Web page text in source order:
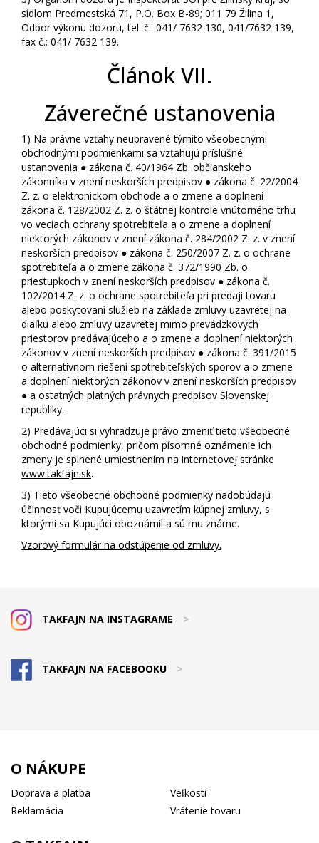
sídlom Predmestská 71, P.O. Box B-89; 011 79 Žilina 1,
Odbor výkonu dozoru, tel. č.: 041/ 7632 130, 041/7632 139,
fax č.: 041/ 7632 139.
Článok VII.
Záverečné ustanovenia
1) Na právne vzťahy neupravené týmito všeobecnými
obchodnými podmienkami sa vzťahujú príslušné
ustanovenia ● zákona č. 40/1964 Zb. občianskeho
zákonníka v znení neskorších predpisov ● zákona č. 22/2004
Z. z. o elektronickom obchode a o zmene a doplnení
zákona č. 128/2002 Z. z. o štátnej kontrole vnútorného trhu
vo veciach ochrany spotrebiteľa a o zmene a doplnení
niektorých zákonov v znení zákona č. 284/2002 Z. z. v znení
neskorších predpisov ● zákona č. 250/2007 Z. z. o ochrane
spotrebiteľa a o zmene zákona č. 372/1990 Zb. o
priestupkoch v znení neskorších predpisov ● zákona č.
102/2014 Z. z. o ochrane spotrebiteľa pri predaji tovaru
alebo poskytovaní služieb na základe zmluvy uzavretej na
diaľku alebo zmluvy uzavretej mimo prevádzkových
priestorov predávajúceho a o zmene a doplnení niektorých
zákonov v znení neskorších predpisov ● zákona č. 391/2015
o alternatívnom riešení spotrebiteľských sporov a o zmene
a doplnení niektorých zákonov v znení neskorších predpisov
● a ostatných platných právnych predpisov Slovenskej
republiky.
2) Predávajúci si vyhradzuje právo zmeniť tieto všeobecné
obchodné podmienky, pričom písomné oznámenie ich
zmeny je splnené umiestnením na internetovej stránke
www.takfajn.sk.
3) Tieto všeobecné obchodné podmienky nadobúdajú
účinnosť voči Kupujúcemu uzavretím kúpnej zmluvy, s
ktorými sa Kupujúci oboznámil a sú mu známe.
Vzorový formulár na odstúpenie od zmluvy.
TAKFAJN NA INSTAGRAME >
TAKFAJN NA FACEBOOKU >
O NÁKUPE
Doprava a platba
Veľkosti
Reklamácia
Vrátenie tovaru